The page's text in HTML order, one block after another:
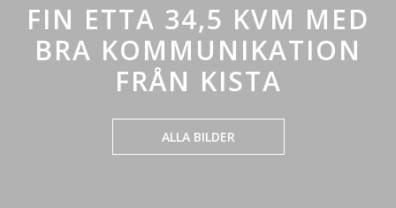
FIN ETTA 34,5 KVM MED
BRA KOMMUNIKATION
FRÅN KISTA
ALLA BILDER